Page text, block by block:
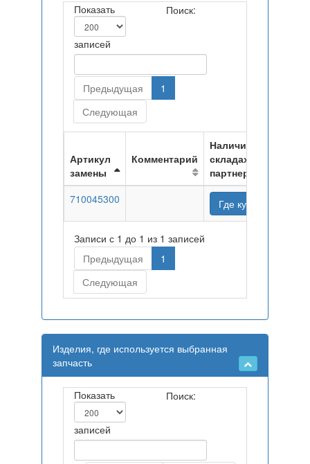
Показать
записей
Поиск:
Предыдущая
1
Следующая
Артикул
замены
Комментарий
Наличие на
складах
партнеров
710045300
Где купить
Записи с 1 до 1 из 1 записей
Предыдущая
1
Следующая
Изделия, где используется выбранная
запчасть
Показать
записей
Поиск: